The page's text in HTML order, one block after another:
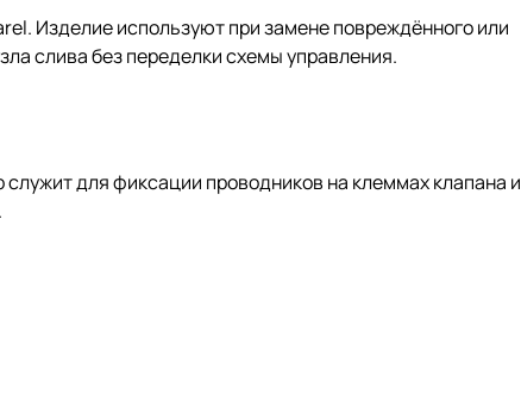
Изделие используют при замене повреждённого или
слива без переделки схемы управления.
для фиксации проводников на клеммах клапана и